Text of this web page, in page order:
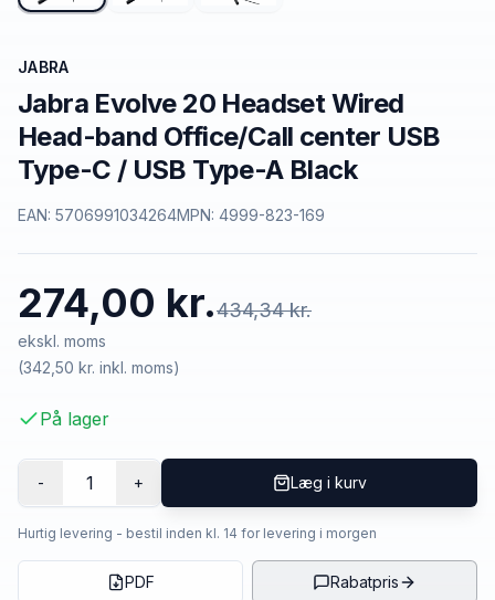
JABRA
Jabra Evolve 20 Headset Wired
Head-band Office/Call center USB
Type-C / USB Type-A Black
EAN: 5706991034264MPN: 4999-823-169
274,00 kr.434,34 kr.
ekskl. moms
(342,50 kr. inkl. moms)
På lager
- 1 + Læg i kurv
Hurtig levering - bestil inden kl. 14 for levering i morgen
PDF Rabatpris